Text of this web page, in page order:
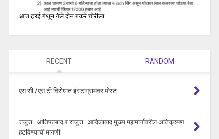
आज इरई येथून गेले दोन बकरे चोरीला
RECENT RANDOM
एस सी /एस टी विरोधात इंस्टाग्रामवर पोस्ट
राजुरा–आसिफाबाद व राजुरा–आदिलाबाद मुख्य महामार्गावरील अतिक्रमण
हटविण्याची मागणी.